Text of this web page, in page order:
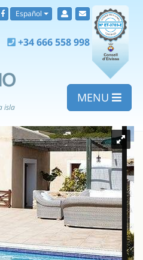
isla
Español
+34 666 558 998
MENU